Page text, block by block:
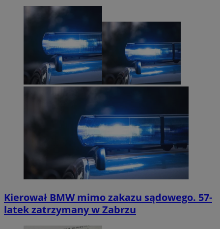
Kierował BMW mimo zakazu sądowego. 57-
latek zatrzymany w Zabrzu